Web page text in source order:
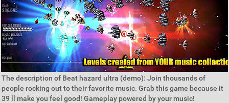
The description of Beat hazard ultra (demo): Join thousands of
people rocking out to their favorite music. Grab this game because it
39 ll make you feel good! Gameplay powered by your music!